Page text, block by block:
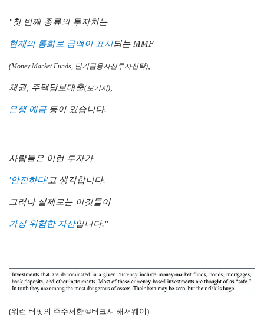
"첫 번째 종류의 투자처는
현재의 통화로 금액이 표시되는 MMF
(Money Market Funds, 단기금융자산투자신탁),
채권, 주택담보대출(모기지),
은행 예금 등이 있습니다.
사람들은 이런 투자가
'안전하다'고 생각합니다.
그러나 실제로는 이것들이
가장 위험한 자산입니다."
(워런 버핏의 주주서한 ©버크셔 해서웨이)